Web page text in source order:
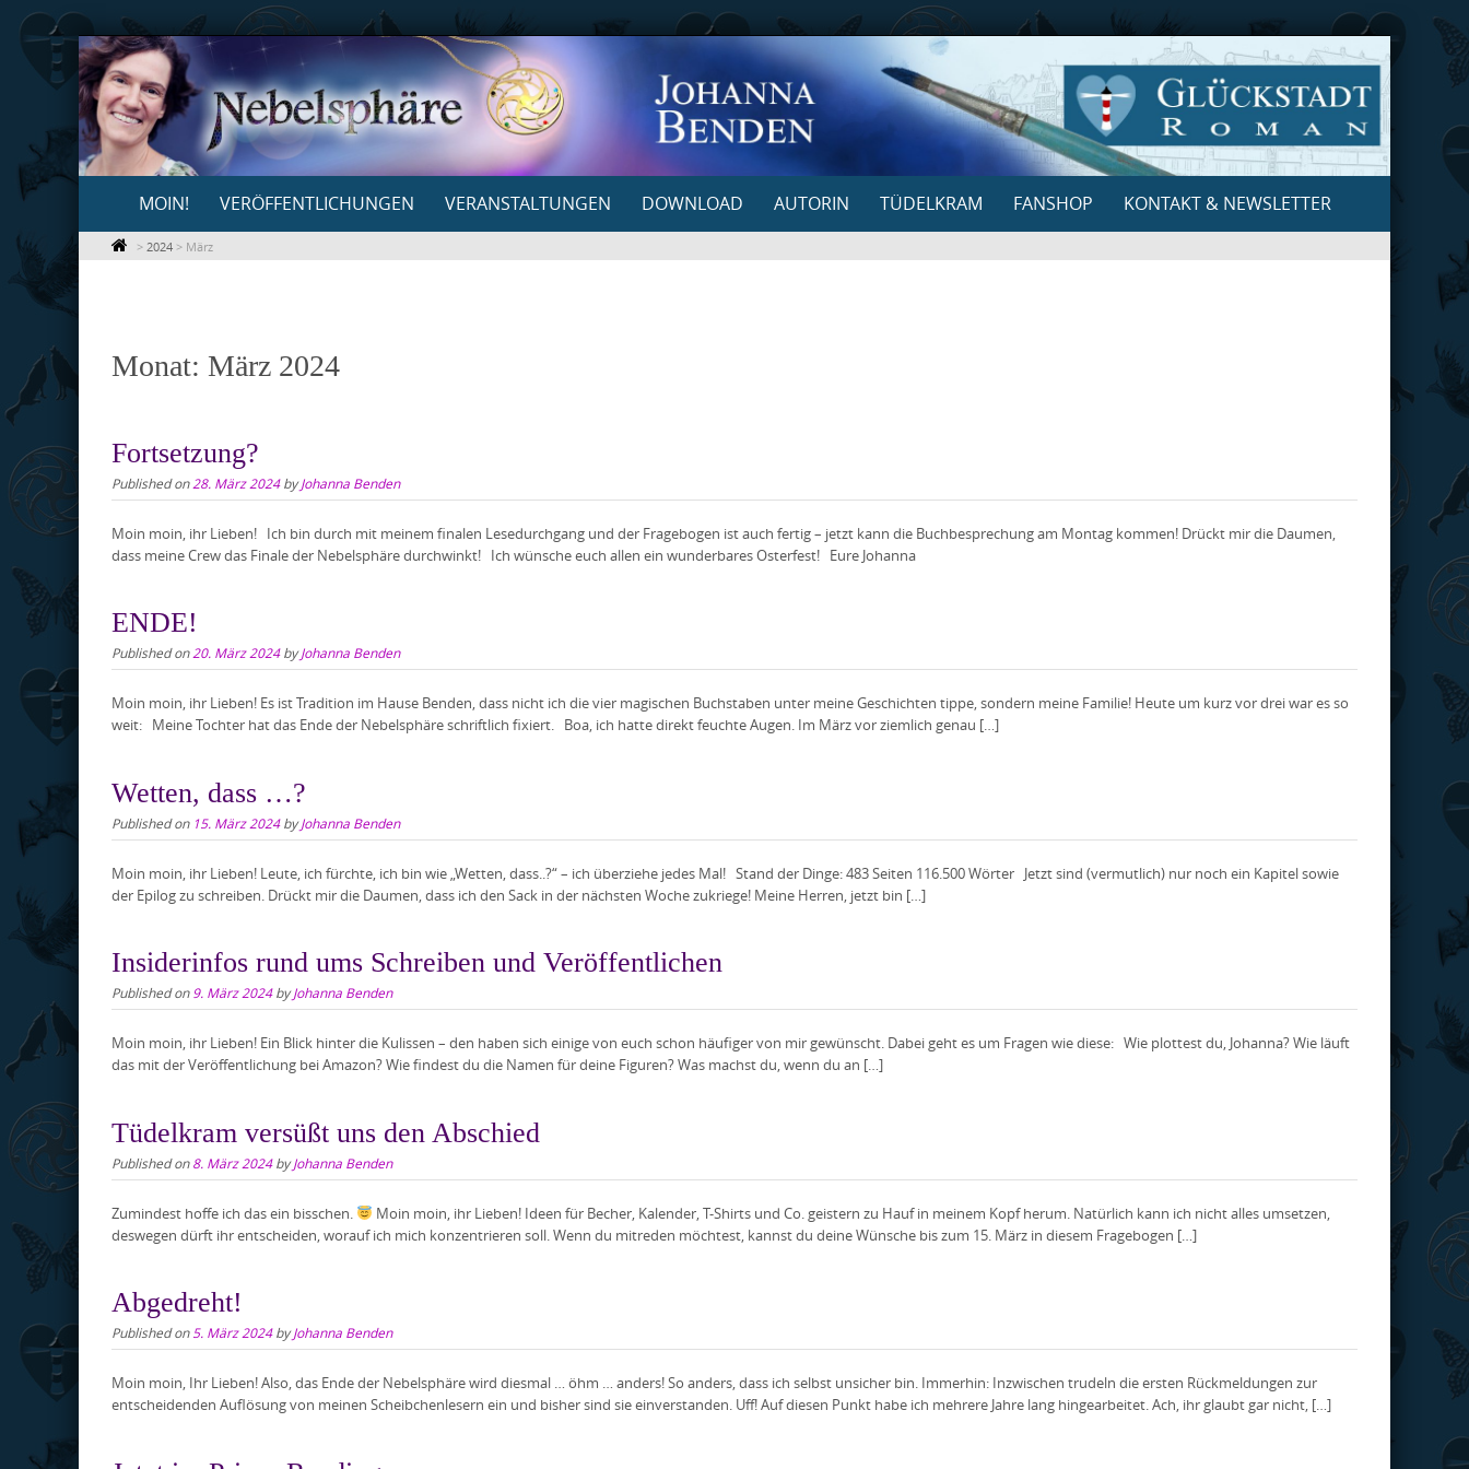
Skip
to
content
content
MOIN! VERÖFFENTLICHUNGEN VERANSTALTUNGEN DOWNLOAD AUTORIN TÜDELKRAM FANSHOP KONTAKT & NEWSLETTER
> 2024 > März
Monat: März 2024
Fortsetzung?
Published on28. März 2024byJohanna Benden
Moin moin, ihr Lieben! Ich bin durch mit meinem finalen Lesedurchgang und der Fragebogen ist auch fertig – jetzt kann die Buchbesprechung am Montag kommen! Drückt mir die Daumen,
dass meine Crew das Finale der Nebelsphäre durchwinkt! Ich wünsche euch allen ein wunderbares Osterfest! Eure Johanna
ENDE!
Published on20. März 2024byJohanna Benden
Moin moin, ihr Lieben! Es ist Tradition im Hause Benden, dass nicht ich die vier magischen Buchstaben unter meine Geschichten tippe, sondern meine Familie! Heute um kurz vor drei war es so
weit: Meine Tochter hat das Ende der Nebelsphäre schriftlich fixiert. Boa, ich hatte direkt feuchte Augen. Im März vor ziemlich genau […]
Wetten, dass …?
Published on 15. März 2024byJohanna Benden
Moin moin, ihr Lieben! Leute, ich fürchte, ich bin wie „Wetten, dass..?“ – ich überziehe jedes Mal! Stand der Dinge: 483 Seiten 116.500 Wörter Jetzt sind (vermutlich) nur noch ein Kapitel sowie
der Epilog zu schreiben. Drückt mir die Daumen, dass ich den Sack in der nächsten Woche zukriege! Meine Herren, jetzt bin […]
Insiderinfos rund ums Schreiben und Veröffentlichen
Published on9. März 2024byJohanna Benden
Moin moin, ihr Lieben! Ein Blick hinter die Kulissen – den haben sich einige von euch schon häufiger von mir gewünscht. Dabei geht es um Fragen wie diese: Wie plottest du, Johanna? Wie läuft
das mit der Veröffentlichung bei Amazon? Wie findest du die Namen für deine Figuren? Was machst du, wenn du an […]
Tüdelkram versüßt uns den Abschied
Published on8. März 2024byJohanna Benden
Zumindest hoffe ich das ein bisschen.
Moin moin, ihr Lieben! Ideen für Becher, Kalender, T-Shirts und Co. geistern zu Hauf in meinem Kopf herum. Natürlich kann ich nicht alles umsetzen,
deswegen dürft ihr entscheiden, worauf ich mich konzentrieren soll. Wenn du mitreden möchtest, kannst du deine Wünsche bis zum 15. März in diesem Fragebogen […]
Abgedreht!
Published on5. März 2024byJohanna Benden
Moin moin, Ihr Lieben! Also, das Ende der Nebelsphäre wird diesmal … öhm … anders! So anders, dass ich selbst unsicher bin. Immerhin: Inzwischen trudeln die ersten Rückmeldungen zur
entscheidenden Auflösung von meinen Scheibchenlesern ein und bisher sind sie einverstanden. Uff! Auf diesen Punkt habe ich mehrere Jahre lang hingearbeitet. Ach, ihr glaubt gar nicht, […]